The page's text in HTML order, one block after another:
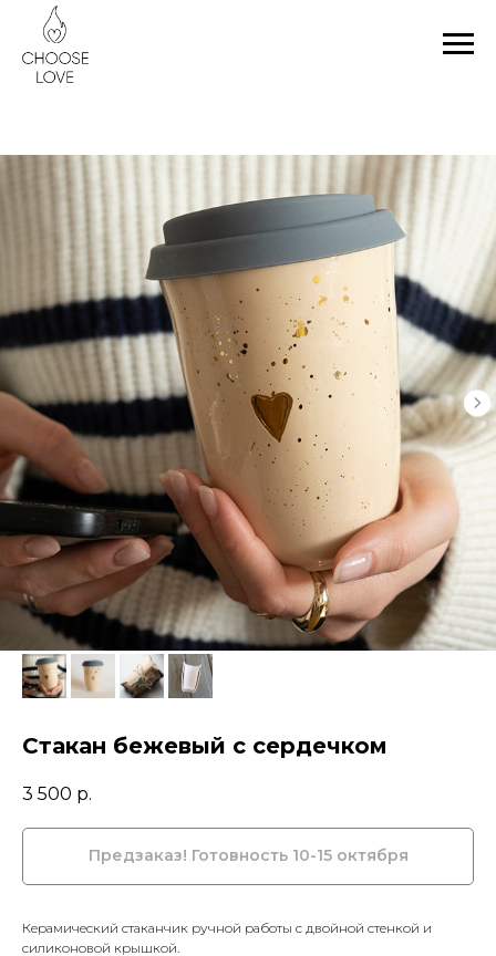
Стакан бежевый с сердечком
3 500 р.
Керамический стаканчик ручной работы с двойной стенкой и
силиконовой крышкой.